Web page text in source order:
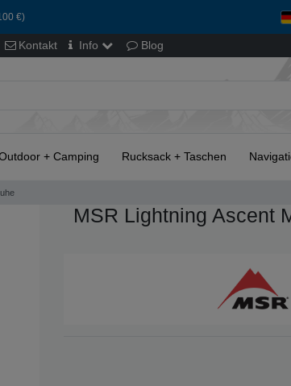
€)
Kontakt Info Blog
+ Camping Rucksack + Taschen
MSR Lightning Ascent